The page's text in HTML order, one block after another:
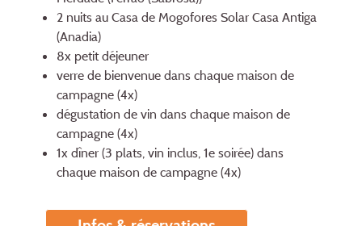
2 nuits au Casa de Mogofores Solar Casa Antiga
(Anadia)
8x petit déjeuner
verre de bienvenue dans chaque maison de
campagne (4x)
dégustation de vin dans chaque maison de
campagne (4x)
1x dîner (3 plats, vin inclus, 1e soirée) dans
chaque maison de campagne (4x)